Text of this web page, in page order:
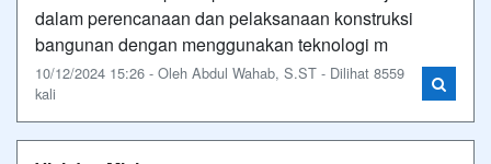
dalam perencanaan dan pelaksanaan konstruksi
bangunan dengan menggunakan teknologi m
10/12/2024 15:26 - Oleh Abdul Wahab, S.ST - Dilihat 8559
kali